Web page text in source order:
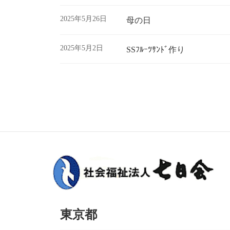
2025年5月26日 母の日
2025年5月2日 SSﾌﾙｰﾂｻﾝﾄﾞ作り
の
ー
ジ
送
東京都